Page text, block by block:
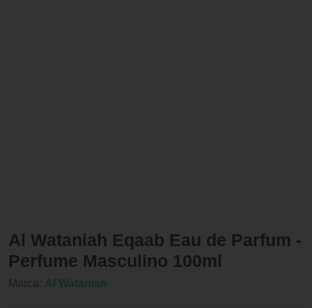
Al Wataniah Eqaab Eau de Parfum -
Perfume Masculino 100ml
Marca: Al Wataniah